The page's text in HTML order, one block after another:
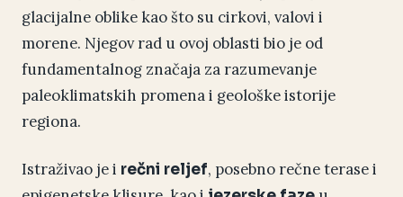
glacijalne oblike kao što su cirkovi, valovi i
morene. Njegov rad u ovoj oblasti bio je od
fundamentalnog značaja za razumevanje
paleoklimatskih promena i geološke istorije
regiona.
Istraživao je i rečni reljef, posebno rečne terase i